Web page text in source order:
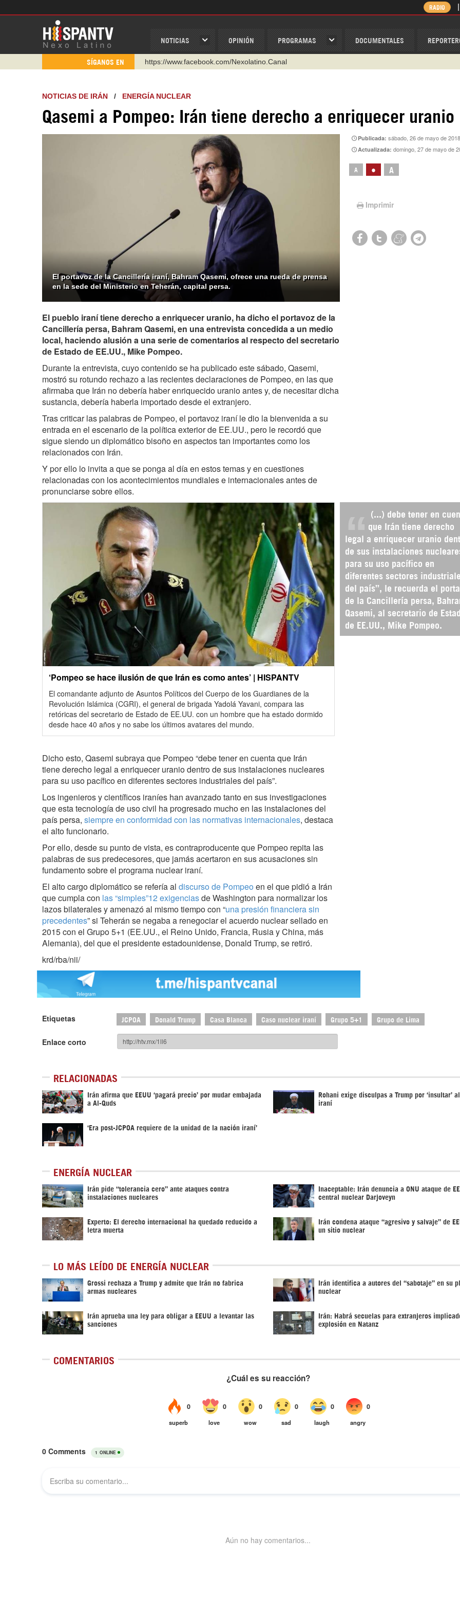
NOTICIAS OPINIÓN PROGRAMAS DOCUMENTALES
RADIO
SÍGANOS EN
https://www.facebook.com/Nexolatino.Canal
http://twitter.com/nexo_latino
https://t.me/hispantvcanal
https://urmedium.com/c/hispantv
WhatsApp y Viber: +98 921 79 29 404
Instagram como: hispan_tv
NOTICIAS DE IRÁN / ENERGÍA NUCLEAR
Qasemi a Pompeo: Irán tiene derecho a enriquecer uranio
El portavoz de la Cancillería iraní, Bahram Qasemi, ofrece una rueda de prensa
en la sede del Ministerio en Teherán, capital persa.
Publicada:sábado, 26 de mayo de
Actualizada:domingo, 27 de mayo de
A • A
Imprimir
El pueblo iraní tiene derecho a enriquecer uranio, ha dicho el portavoz de la
Cancillería persa, Bahram Qasemi, en una entrevista concedida a un medio
local, haciendo alusión a una serie de comentarios al respecto del secretario
de Estado de EE.UU., Mike Pompeo.
Durante la entrevista, cuyo contenido se ha publicado este sábado, Qasemi,
mostró su rotundo rechazo a las recientes declaraciones de Pompeo, en las que
afirmaba que Irán no debería haber enriquecido uranio antes y, de necesitar dicha
sustancia, debería haberla importado desde el extranjero.
Tras criticar las palabras de Pompeo, el portavoz iraní le dio la bienvenida a su
entrada en el escenario de la política exterior de EE.UU., pero le recordó que
sigue siendo un diplomático bisoño en aspectos tan importantes como los
relacionados con Irán.
Y por ello lo invita a que se ponga al día en estos temas y en cuestiones
relacionadas con los acontecimientos mundiales e internacionales antes de
pronunciarse sobre ellos.
(...) debe tener en
que Irán tiene derecho
legal a enriquecer uranio
de sus instalaciones
para su uso pacífico en
diferentes sectores
del país”, le recuerda el
de la Cancillería persa,
Qasemi, al secretario de
de EE.UU., Mike Pompeo.
‘Pompeo se hace ilusión de que Irán es como antes’ | HISPANTV
El comandante adjunto de Asuntos Políticos del Cuerpo de los Guardianes de la
Revolución Islámica (CGRI), el general de brigada Yadolá Yavani, compara las
retóricas del secretario de Estado de EE.UU. con un hombre que ha estado dormido
desde hace 40 años y no sabe los últimos avatares del mundo.
Dicho esto, Qasemi subraya que Pompeo “debe tener en cuenta que Irán
tiene derecho legal a enriquecer uranio dentro de sus instalaciones nucleares
para su uso pacífico en diferentes sectores industriales del país”.
Los ingenieros y científicos iraníes han avanzado tanto en sus investigaciones
que esta tecnología de uso civil ha progresado mucho en las instalaciones del
país persa, siempre en conformidad con las normativas internacionales, destaca
el alto funcionario.
Por ello, desde su punto de vista, es contraproducente que Pompeo repita las
palabras de sus predecesores, que jamás acertaron en sus acusaciones sin
fundamento sobre el programa nuclear iraní.
El alto cargo diplomático se refería al discurso de Pompeo en el que pidió a Irán
que cumpla con las “simples”12 exigenciasde Washington para normalizar los
lazos bilaterales y amenazó al mismo tiempo con “una presión financiera sin
precedentes” si Teherán se negaba a renegociar el acuerdo nuclear sellado en
2015 con el Grupo 5+1 (EE.UU., el Reino Unido, Francia, Rusia y China, más
Alemania), del que el presidente estadounidense, Donald Trump, se retiró.
krd/rba/nii/
Etiquetas JCPOA Donald Trump Casa Blanca Caso nuclear iraní Grupo 5+1 Grupo de Lima
Enlace corto
RELACIONADAS
Irán afirma que EEUU ‘pagará precio’ por mudar embajada
a Al-Quds
Rohani exige disculpas a Trump por ‘insultar’
iraní
‘Era post-JCPOA requiere de la unidad de la nación iraní’
ENERGÍA NUCLEAR
Irán pide “tolerancia cero” ante ataques contra
instalaciones nucleares
Inaceptable: Irán denuncia a ONU ataque de
central nuclear Darjoveyn
Experto: El derecho internacional ha quedado reducido a
letra muerta
Irán condena ataque “agresivo y salvaje” de
un sitio nuclear
LO MÁS LEÍDO DE ENERGÍA NUCLEAR
Grossi rechaza a Trump y admite que Irán no fabrica
armas nucleares
Irán identifica a autores del “sabotaje” en su
nuclear
Irán aprueba una ley para obligar a EEUU a levantar las
sanciones
Irán: Habrá secuelas para extranjeros
explosión en Natanz
COMENTARIOS